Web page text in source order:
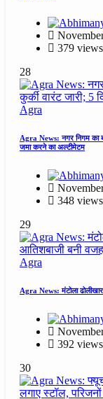
379 views
28
Agra
Agra News: नगर निगम का
जमा करने का अल्टीमेटम
348 views
29
Agra
Agra News: मंटोला
392 views
30